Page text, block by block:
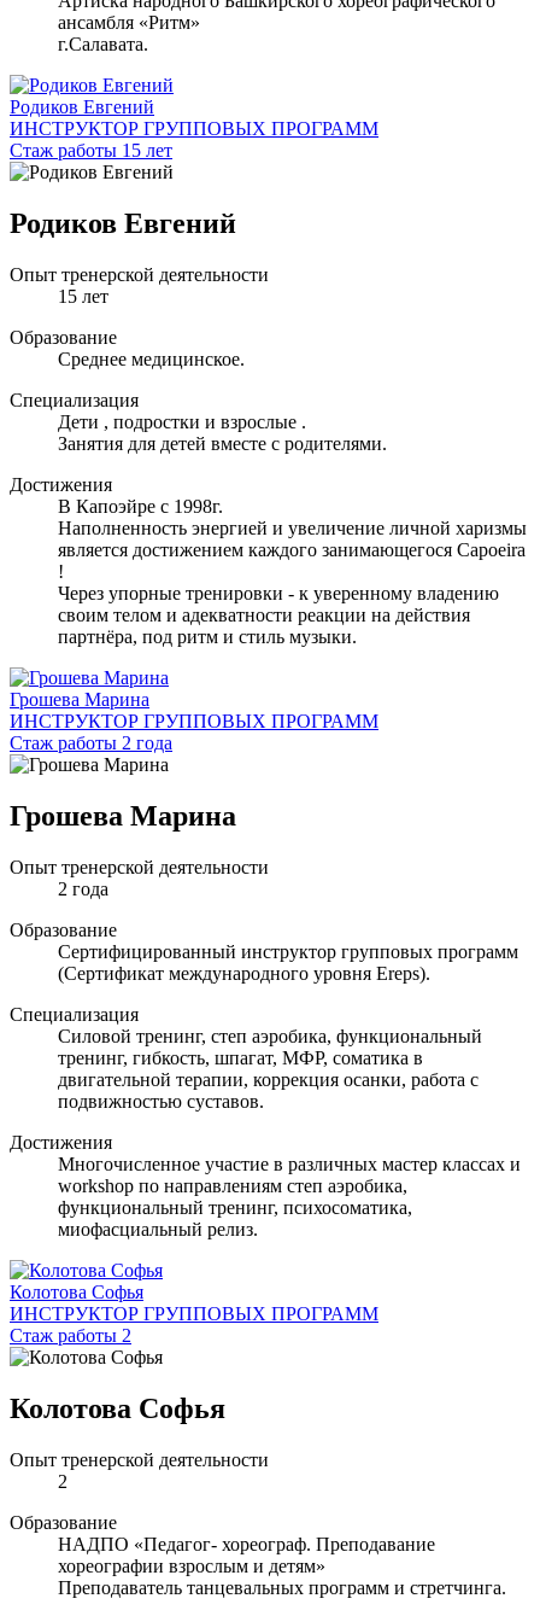
ансамбля «Ритм»
г.Салавата.
Родиков Евгений
ИНСТРУКТОР ГРУППОВЫХ ПРОГРАММ
Стаж работы 15 лет
Родиков Евгений
Опыт тренерской деятельности
15 лет
Образование
Среднее медицинское.
Специализация
Дети , подростки и взрослые .
Занятия для детей вместе с родителями.
Достижения
В Капоэйре с 1998г.
Наполненность энергией и увеличение личной харизмы
является достижением каждого занимающегося Capoeira
!
Через упорные тренировки - к уверенному владению
своим телом и адекватности реакции на действия
партнёра, под ритм и стиль музыки.
Грошева Марина
ИНСТРУКТОР ГРУППОВЫХ ПРОГРАММ
Стаж работы 2 года
Грошева Марина
Опыт тренерской деятельности
2 года
Образование
Сертифицированный инструктор групповых программ
(Сертификат международного уровня Ereps).
Специализация
Силовой тренинг, степ аэробика, функциональный
тренинг, гибкость, шпагат, МФР, соматика в
двигательной терапии, коррекция осанки, работа с
подвижностью суставов.
Достижения
Многочисленное участие в различных мастер классах и
workshop по направлениям степ аэробика,
функциональный тренинг, психосоматика,
миофасциальный релиз.
Колотова Софья
ИНСТРУКТОР ГРУППОВЫХ ПРОГРАММ
Стаж работы 2
Колотова Софья
Опыт тренерской деятельности
2
Образование
НАДПО «Педагог- хореограф. Преподавание
хореографии взрослым и детям»
Преподаватель танцевальных программ и стретчинга.